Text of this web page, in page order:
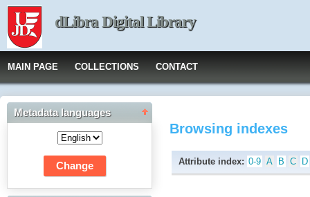
dLibra Digital Library
MAIN PAGE COLLECTIONS CONTACT
Metadata languages
Browsing indexes
Attribute index: 0-9 A B C D